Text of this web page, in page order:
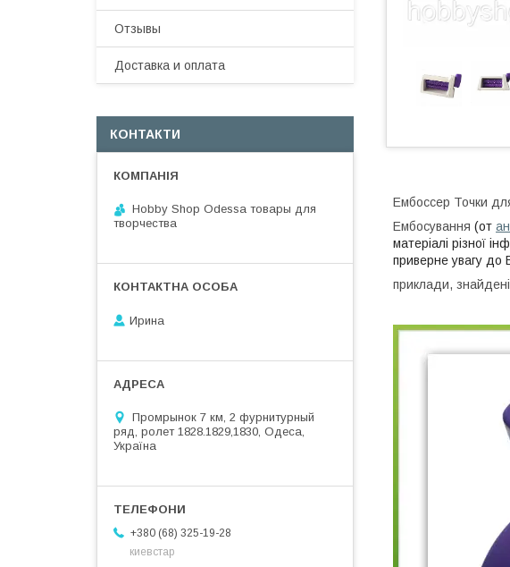
Ембоссер Точки
Ембосування (от
матеріалі різної
приверне увагу до
приклади, знайдені
Отзывы
Доставка и оплата
КОНТАКТИ
Hobby Shop Odessa товары для
творчества
Ирина
Промрынок 7 км, 2 фурнитурный
ряд, ролет 1828.1829,1830, Одеса,
Україна
+380 (68) 325-19-28
киевстар